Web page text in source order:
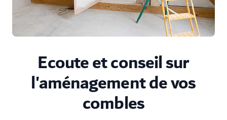
Ecoute et conseil sur
l'aménagement de vos
combles